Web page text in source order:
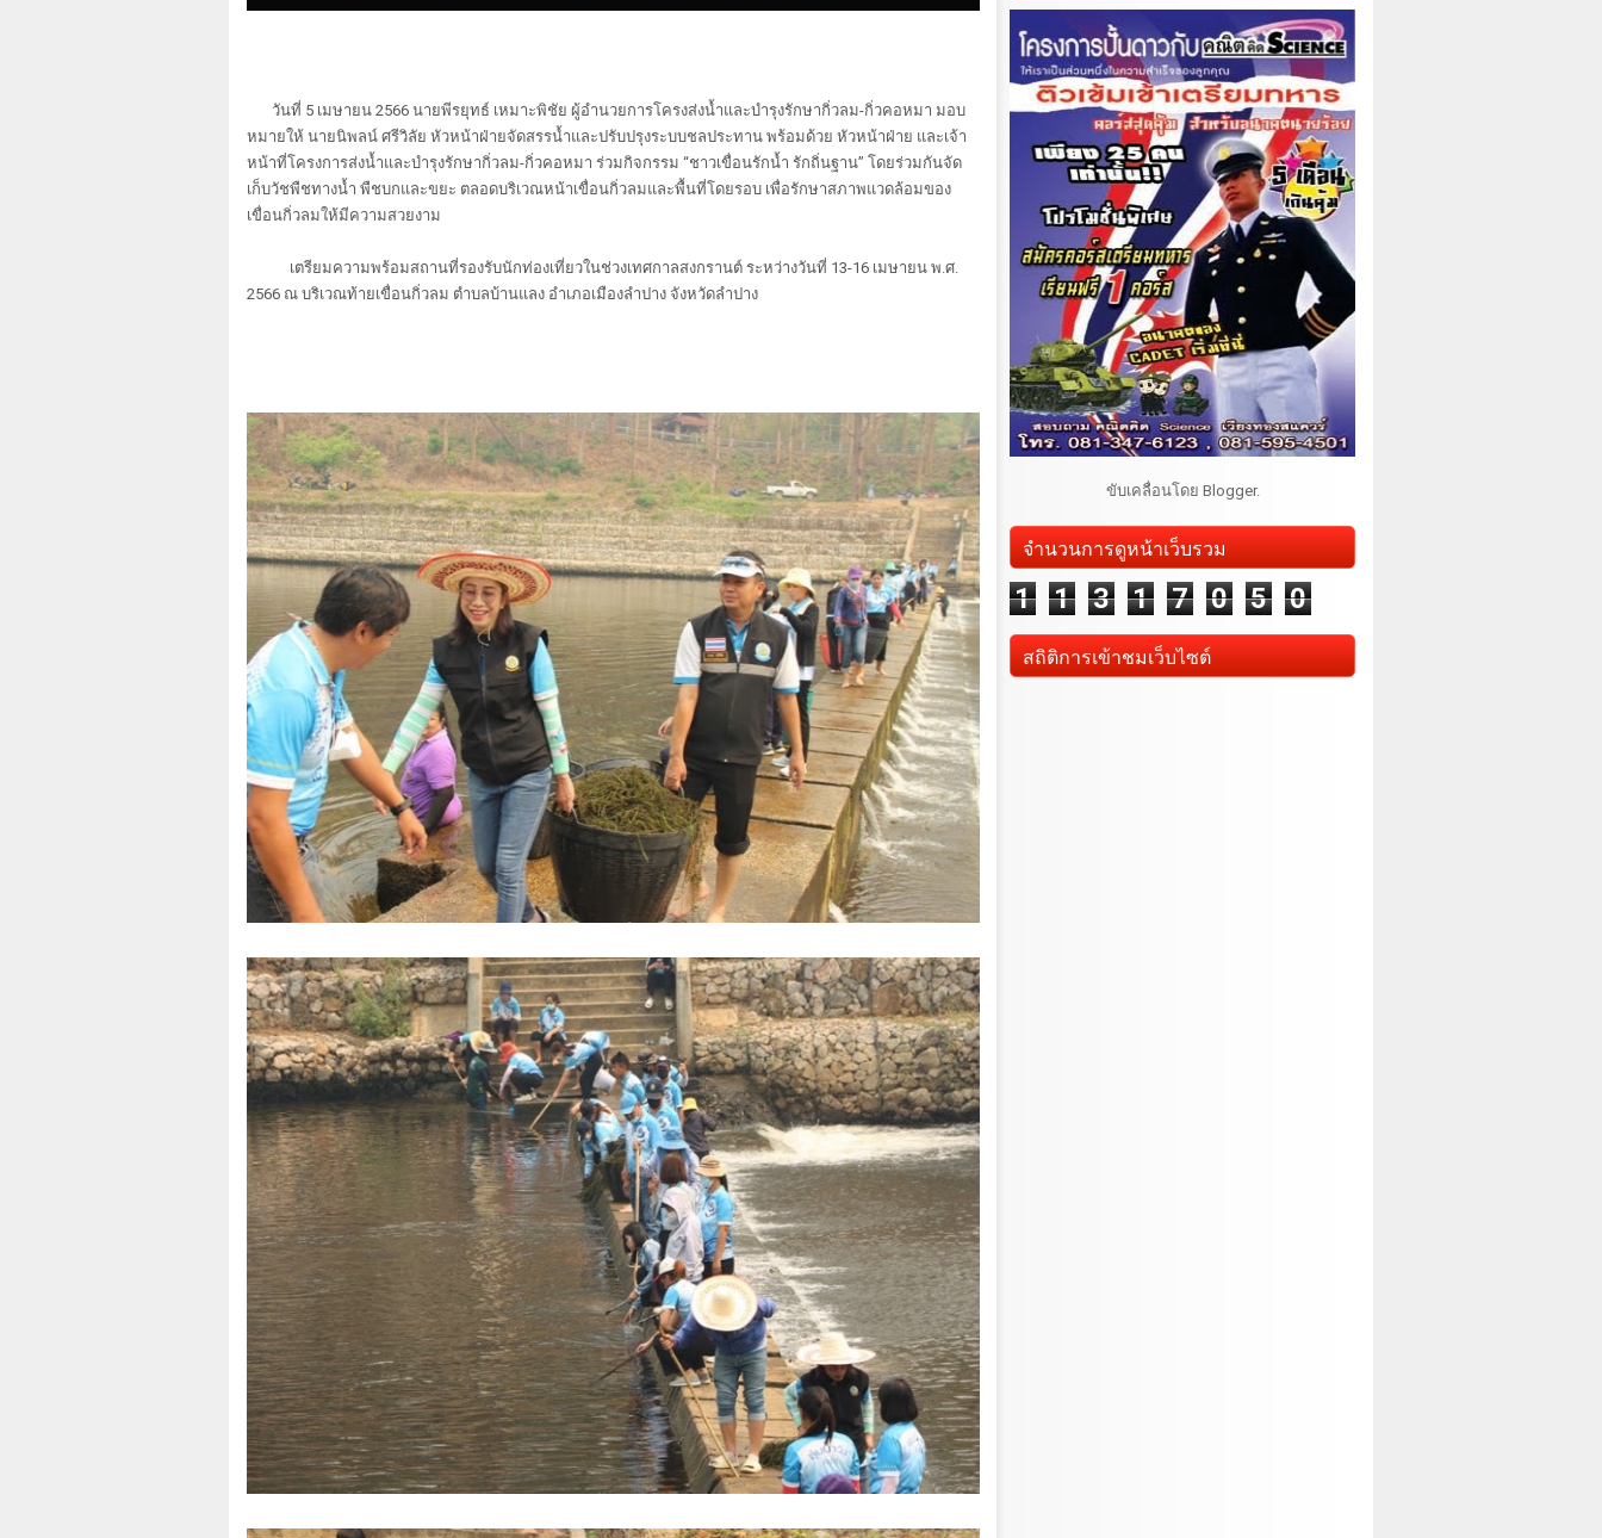
วันที่ 5 เมษายน 2566 นายพีรยุทธ์ เหมาะพิชัย ผู้อำนวยการโครงส่งน้ำและบำรุงรักษากิ่วลม-กิ่วคอหมา มอบ
หมายให้ นายนิพลน์ ศรีวิลัย หัวหน้าฝ่ายจัดสรรน้ำและปรับปรุงระบบชลประทาน พร้อมด้วย หัวหน้าฝ่าย และเจ้า
หน้าที่โครงการส่งน้ำและบำรุงรักษากิ่วลม-กิ่วคอหมา ร่วมกิจกรรม “ชาวเขื่อนรักน้ำ รักถิ่นฐาน” โดยร่วมกันจัด
เก็บวัชพืชทางน้ำ พืชบกและขยะ ตลอดบริเวณหน้าเขื่อนกิ่วลมและพื้นที่โดยรอบ เพื่อรักษาสภาพแวดล้อมของ
เขื่อนกิ่วลมให้มีความสวยงาม
เตรียมความพร้อมสถานที่รองรับนักท่องเที่ยวในช่วงเทศกาลสงกรานต์ ระหว่างวันที่ 13-16 เมษายน พ.ศ.
2566 ณ บริเวณท้ายเขื่อนกิ่วลม ตำบลบ้านแลง อำเภอเมืองลำปาง จังหวัดลำปาง
ขับเคลื่อนโดย Blogger.
จำนวนการดูหน้าเว็บรวม
1 1 3 1 7 0 5 0
สถิติการเข้าชมเว็บไซต์